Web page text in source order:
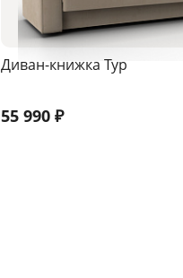
Диван-книжка Тур
55 990₽